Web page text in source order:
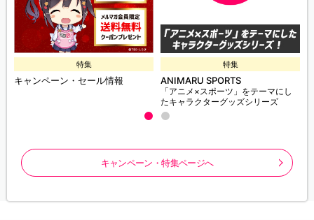
特集
キャンペーン・セール情報
特集
ANIMARU SPORTS
「アニメ×スポーツ」をテーマにし
たキャラクターグッズシリーズ
キャンペーン・特集ページへ